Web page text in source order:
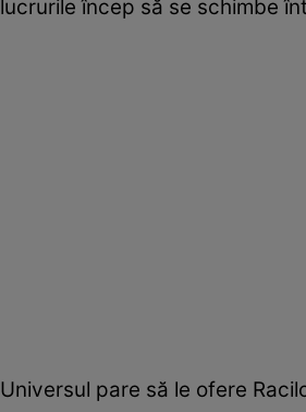
lucrurile încep să se schimbe
Universul pare să le ofere